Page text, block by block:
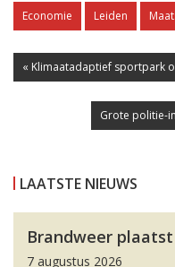
Economie Leiden
« Klimaatadaptief sportpark
Grote politie-
LAATSTE NIEUWS
Brandweer
7 augustus 2026